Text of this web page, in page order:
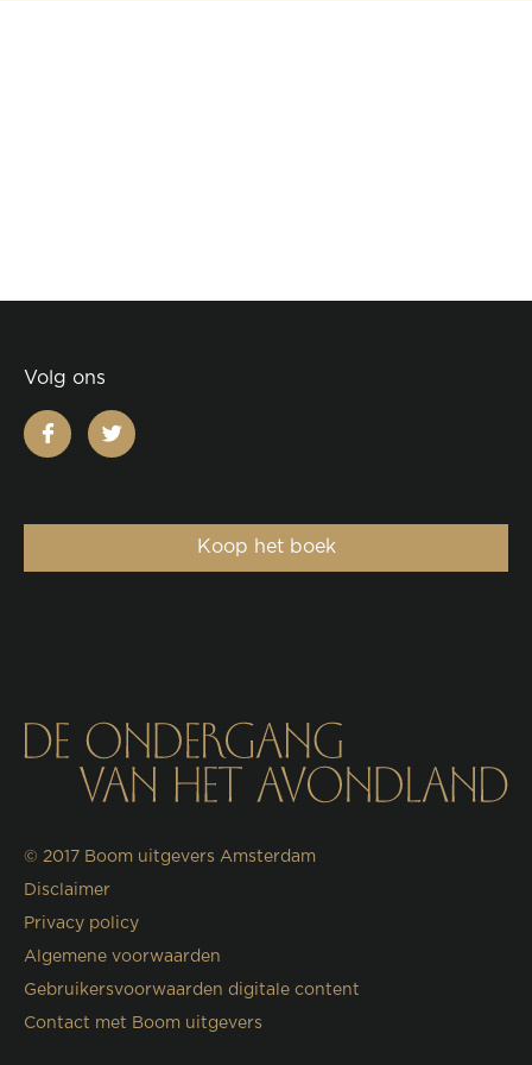
Volg ons
facebooktwitter
Koop het boek
© 2017 Boom uitgevers Amsterdam
Disclaimer
Privacy policy
Algemene voorwaarden
Gebruikersvoorwaarden digitale content
Contact met Boom uitgevers